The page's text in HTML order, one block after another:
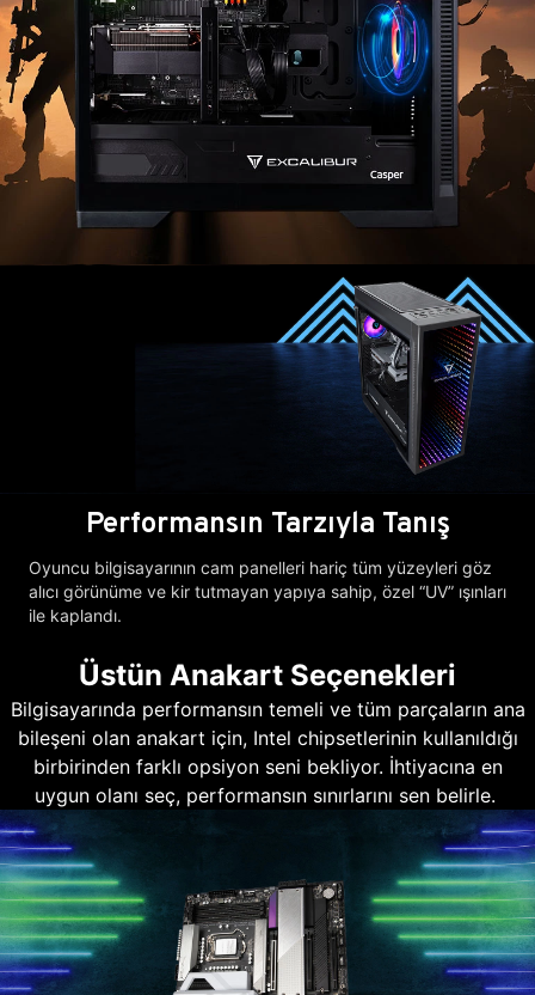
Performansın Tarzıyla Tanış
Oyuncu bilgisayarının cam panelleri hariç tüm yüzeyleri göz
alıcı görünüme ve kir tutmayan yapıya sahip, özel “UV” ışınları
ile kaplandı.
Üstün Anakart Seçenekleri
Bilgisayarında performansın temeli ve tüm parçaların ana
bileşeni olan anakart için, Intel chipsetlerinin kullanıldığı
birbirinden farklı opsiyon seni bekliyor. İhtiyacına en
uygun olanı seç, performansın sınırlarını sen belirle.